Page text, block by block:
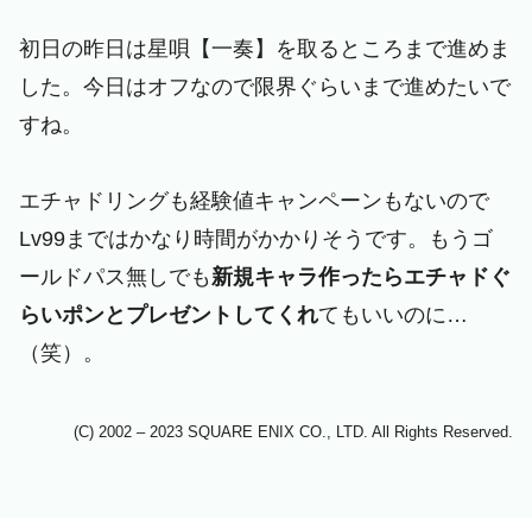
初日の昨日は星唄【一奏】を取るところまで進めま
した。今日はオフなので限界ぐらいまで進めたいで
すね。
エチャドリングも経験値キャンペーンもないので
Lv99まではかなり時間がかかりそうです。もうゴ
ールドパス無しでも新規キャラ作ったらエチャドぐ
らいポンとプレゼントしてくれてもいいのに…
（笑）。
(C) 2002 – 2023 SQUARE ENIX CO., LTD. All Rights Reserved.